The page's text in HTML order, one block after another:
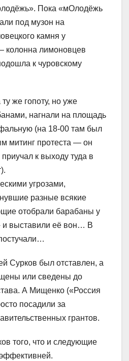
Пока «мОлодёжь
под музон на
камня у
колонна лимоновцев
к чуровскому
же гопоту, но уже
нагнали на площадь
(на 18-00 там был
митинг протеста — он
к выходу туда в
угрозами,
разные всякие
отобрали барабаны у
и выставили её вон… В
Сурков был отставлен, а
или сведены до
А Мищенко («Россия
посадили за
грантов.
того, что и следующие